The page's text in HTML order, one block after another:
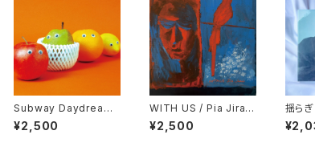
Subway Daydream /
100%
¥2,500
WITH US / Pia Jirac
hi
¥2,500
揺ら
g,